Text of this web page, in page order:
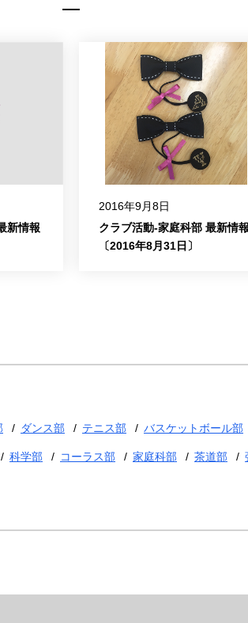
新情報
2016年9月8日
クラブ活動-家庭科部 最新情
〔2016年8月31日〕
ダンス部 テニス部 バスケットボール部
科学部 コーラス部 家庭科部 茶道部